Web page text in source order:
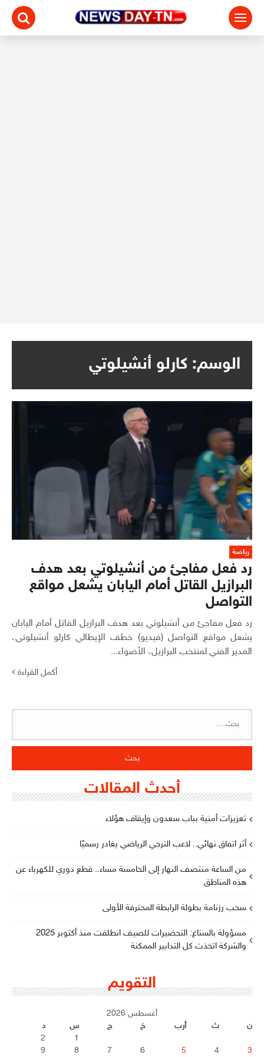
الوسم: كارلو أنشيلوتي
رياضة
رد فعل مفاجئ من أنشيلوتي بعد هدف
البرازيل القاتل أمام اليابان يشعل مواقع
التواصل
رد فعل مفاجئ من أنشيلوتي بعد هدف البرازيل القاتل أمام اليابان
يشعل مواقع التواصل (فيديو) خطف الإيطالي كارلو أنشيلوتي،
المدير الفني لمنتخب البرازيل، الأضواء...
أكمل القراءة
أحدث المقالات
تعزيزات أمنية بباب سعدون وإيقاف هؤلاء
أثر اتفاق نهائي.. لاعب الترجي الرياضي يغادر رسميًا
من الساعة منتصف النهار إلى الخامسة مساء.. قطع دوري للكهرباء عن
هذه المناطق
سحب رزنامة بطولة الرابطة المحترفة الأولى
مسؤولة بالستاغ: التحضيرات للصيف انطلقت منذ أكتوبر 2025
والشركة اتخذت كل التدابير الممكنة
التقويم
أغسطس 2026
ن
ث أرب خ ج س
د
1
2
3
4
5
6
7
8
9